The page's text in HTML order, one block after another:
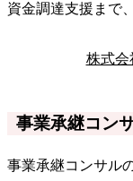
資金調達支援まで
株式会
事業承継コン
事業承継コンサル